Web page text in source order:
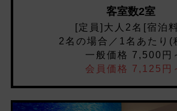
客室数2室
[定員]大人2名[宿泊
2名の場合／1名あたり(
一般価格 7,500円
会員価格 7,125円